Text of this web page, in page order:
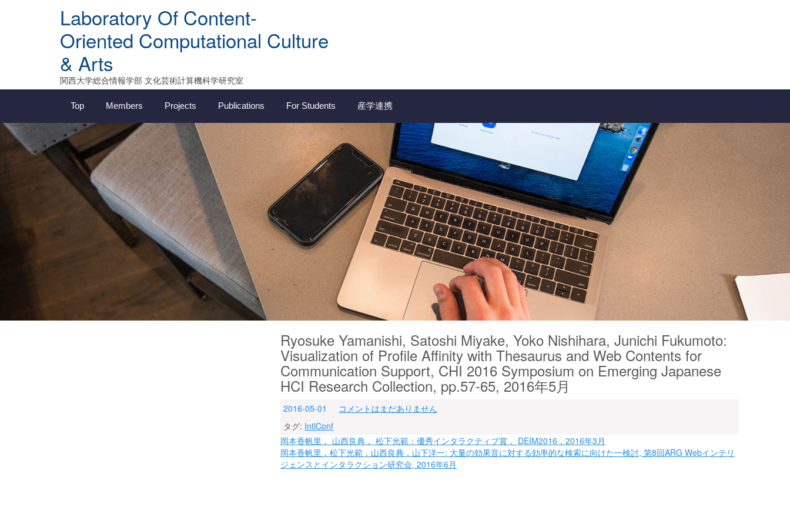
Laboratory Of Content-
Oriented Computational Culture
& Arts
関西大学総合情報学部 文化芸術計算機科学研究室
Top Members Projects Publications For Students 産学連携
Ryosuke Yamanishi, Satoshi Miyake, Yoko Nishihara, Junichi Fukumoto:
Visualization of Profile Affinity with Thesaurus and Web Contents for
Communication Support, CHI 2016 Symposium on Emerging Japanese
HCI Research Collection, pp.57-65, 2016年5月
2016-05-01
コメントはまだありません
タグ: IntlConf
投
稿
岡本香帆里， 山西良典， 松下光範：優秀インタラクティブ賞， DEIM2016，2016年3月
岡本香帆里，松下光範，山西良典，山下洋一: 大量の効果音に対する効率的な検索に向けた一検討, 第8回ARG Webインテリ
ジェンスとインタラクション研究会, 2016年6月